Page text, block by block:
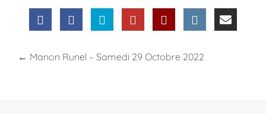
← Manon Runel – Samedi 29 Octobre 2022